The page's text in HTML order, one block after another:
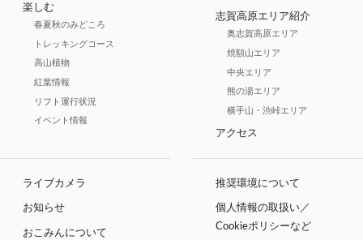
楽しむ
春夏秋のみどころ
トレッキングコース
高山植物
紅葉情報
リフト運行状況
イベント情報
志賀高原エリア紹介
奥志賀高原エリア
焼額山エリア
中央エリア
熊の湯エリア
横手山・渋峠エリア
アクセス
ライブカメラ
お知らせ
おこみんについて
推奨環境について
個人情報の取扱い／
Cookieポリシーなど